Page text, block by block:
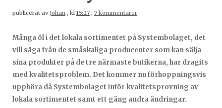
publicerat avJohan , kl 15:27 , 7 kommentarer
Många öl i det lokala sortimentet på Systembolaget, det
vill säga från de småskaliga producenter som kan sälja
sina produkter på de tre närmaste butikerna, har dragits
med kvalitetsproblem. Det kommer nu förhoppningsvis
upphöra då Systembolaget inför kvalitetsprovning av
lokala sortimentet samt ett gäng andra ändringar.